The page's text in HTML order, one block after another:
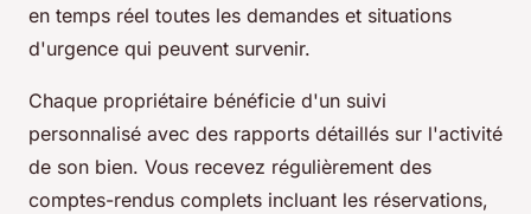
en temps réel toutes les demandes et situations
d'urgence qui peuvent survenir.
Chaque propriétaire bénéficie d'un suivi
personnalisé avec des rapports détaillés sur l'activité
de son bien. Vous recevez régulièrement des
comptes-rendus complets incluant les réservations,